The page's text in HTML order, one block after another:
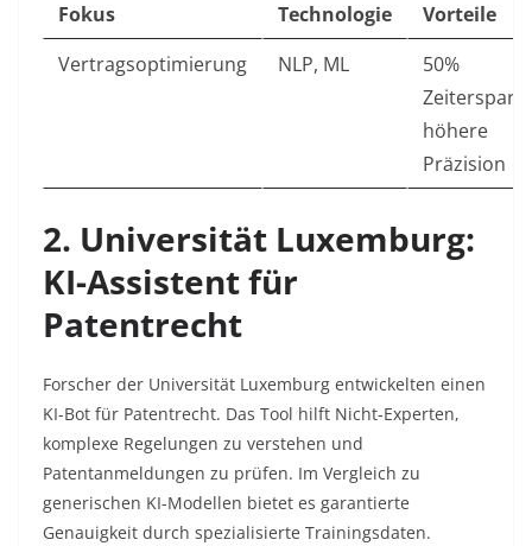
Fokus Technologie
Vorteile
Vertragsoptimierung
NLP, ML
50%
höhere
Präzision
2. Universität Luxemburg:
KI-Assistent für
Patentrecht
Forscher der Universität Luxemburg entwickelten einen
KI-Bot für Patentrecht. Das Tool hilft Nicht-Experten,
komplexe Regelungen zu verstehen und
Patentanmeldungen zu prüfen. Im Vergleich zu
generischen KI-Modellen bietet es garantierte
Genauigkeit durch spezialisierte Trainingsdaten.